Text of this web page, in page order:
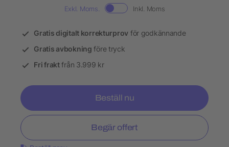
Exkl. Moms. Inkl. Moms
Gratis digitalt korrekturprov för godkännande
Gratis avbokning före tryck
Fri fraktfrån 3.999 kr
Beställ nu
Begär offert